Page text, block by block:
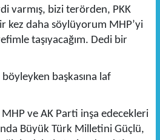
varmış, bizi terörden, PKK
kez daha söylüyorum MHP’yi
taşıyacağım. Dedi bir
başkasına laf
ve AK Parti inşa edecekleri
Büyük Türk Milletini Güçlü,